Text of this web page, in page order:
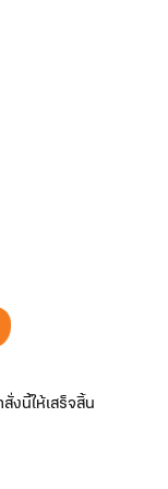
งนี้ให้เสร็จสิ้น